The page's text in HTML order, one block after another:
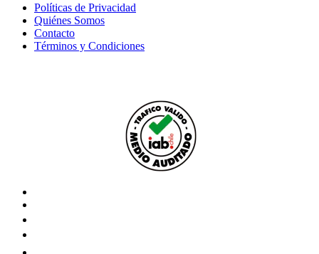
Políticas de Privacidad
Quiénes Somos
Contacto
Términos y Condiciones